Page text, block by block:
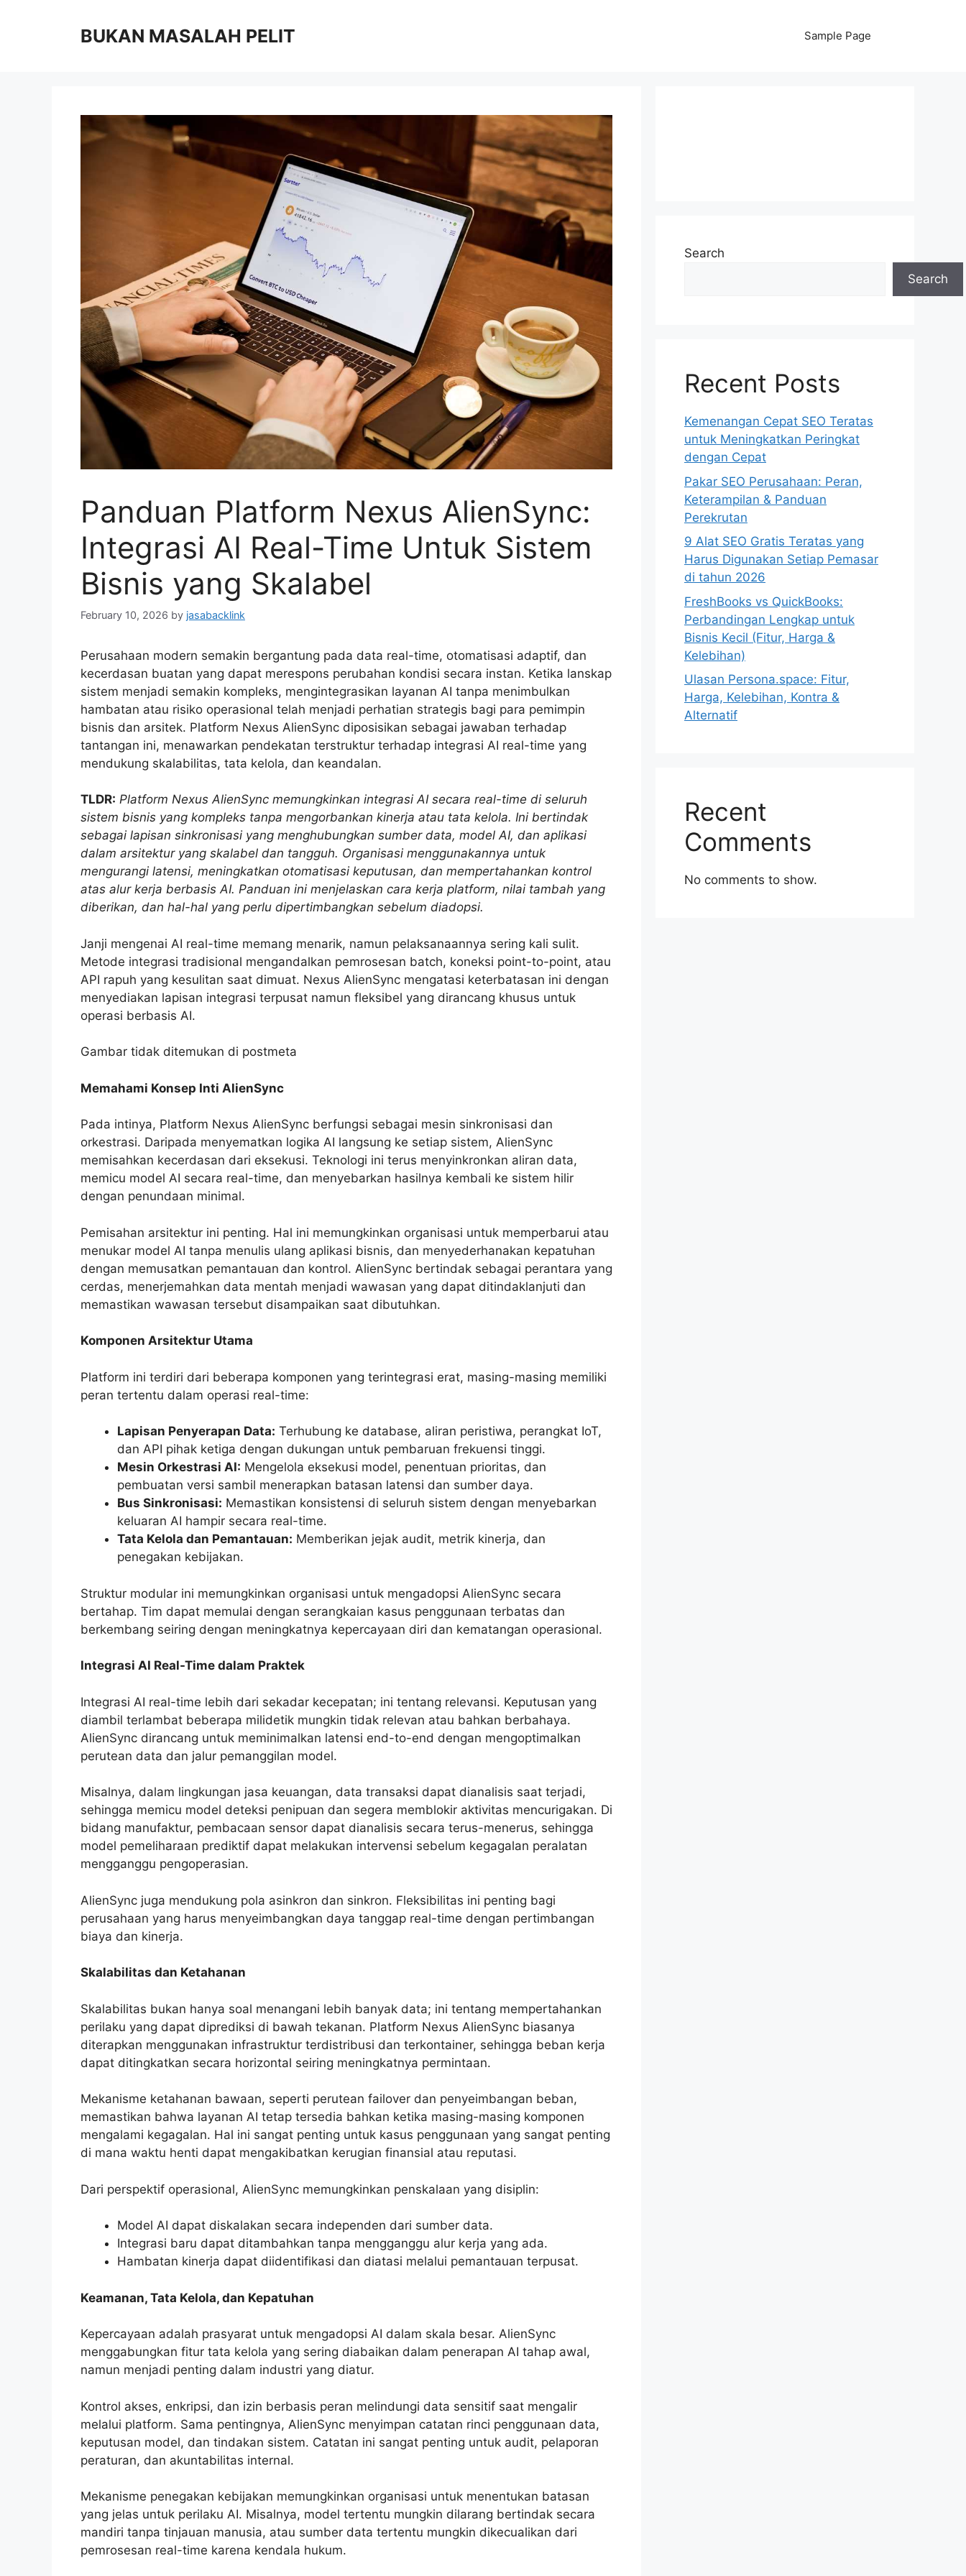
BUKAN MASALAH PELIT Sample Page
Panduan Platform Nexus AlienSync:
Integrasi AI Real-Time Untuk Sistem
Bisnis yang Skalabel
February 10, 2026 by jasabacklink
Perusahaan modern semakin bergantung pada data real-time, otomatisasi adaptif, dan
kecerdasan buatan yang dapat merespons perubahan kondisi secara instan. Ketika lanskap
sistem menjadi semakin kompleks, mengintegrasikan layanan AI tanpa menimbulkan
hambatan atau risiko operasional telah menjadi perhatian strategis bagi para pemimpin
bisnis dan arsitek. Platform Nexus AlienSync diposisikan sebagai jawaban terhadap
tantangan ini, menawarkan pendekatan terstruktur terhadap integrasi AI real-time yang
mendukung skalabilitas, tata kelola, dan keandalan.
TLDR: Platform Nexus AlienSync memungkinkan integrasi AI secara real-time di seluruh
sistem bisnis yang kompleks tanpa mengorbankan kinerja atau tata kelola. Ini bertindak
sebagai lapisan sinkronisasi yang menghubungkan sumber data, model AI, dan aplikasi
dalam arsitektur yang skalabel dan tangguh. Organisasi menggunakannya untuk
mengurangi latensi, meningkatkan otomatisasi keputusan, dan mempertahankan kontrol
atas alur kerja berbasis AI. Panduan ini menjelaskan cara kerja platform, nilai tambah yang
diberikan, dan hal-hal yang perlu dipertimbangkan sebelum diadopsi.
Janji mengenai AI real-time memang menarik, namun pelaksanaannya sering kali sulit.
Metode integrasi tradisional mengandalkan pemrosesan batch, koneksi point-to-point, atau
API rapuh yang kesulitan saat dimuat. Nexus AlienSync mengatasi keterbatasan ini dengan
menyediakan lapisan integrasi terpusat namun fleksibel yang dirancang khusus untuk
operasi berbasis AI.
Gambar tidak ditemukan di postmeta
Memahami Konsep Inti AlienSync
Pada intinya, Platform Nexus AlienSync berfungsi sebagai mesin sinkronisasi dan
orkestrasi. Daripada menyematkan logika AI langsung ke setiap sistem, AlienSync
memisahkan kecerdasan dari eksekusi. Teknologi ini terus menyinkronkan aliran data,
memicu model AI secara real-time, dan menyebarkan hasilnya kembali ke sistem hilir
dengan penundaan minimal.
Pemisahan arsitektur ini penting. Hal ini memungkinkan organisasi untuk memperbarui atau
menukar model AI tanpa menulis ulang aplikasi bisnis, dan menyederhanakan kepatuhan
dengan memusatkan pemantauan dan kontrol. AlienSync bertindak sebagai perantara yang
cerdas, menerjemahkan data mentah menjadi wawasan yang dapat ditindaklanjuti dan
memastikan wawasan tersebut disampaikan saat dibutuhkan.
Komponen Arsitektur Utama
Platform ini terdiri dari beberapa komponen yang terintegrasi erat, masing-masing memiliki
peran tertentu dalam operasi real-time:
Lapisan Penyerapan Data: Terhubung ke database, aliran peristiwa, perangkat IoT,
dan API pihak ketiga dengan dukungan untuk pembaruan frekuensi tinggi.
Mesin Orkestrasi AI: Mengelola eksekusi model, penentuan prioritas, dan
pembuatan versi sambil menerapkan batasan latensi dan sumber daya.
Bus Sinkronisasi: Memastikan konsistensi di seluruh sistem dengan menyebarkan
keluaran AI hampir secara real-time.
Tata Kelola dan Pemantauan: Memberikan jejak audit, metrik kinerja, dan
penegakan kebijakan.
Struktur modular ini memungkinkan organisasi untuk mengadopsi AlienSync secara
bertahap. Tim dapat memulai dengan serangkaian kasus penggunaan terbatas dan
berkembang seiring dengan meningkatnya kepercayaan diri dan kematangan operasional.
Integrasi AI Real-Time dalam Praktek
Integrasi AI real-time lebih dari sekadar kecepatan; ini tentang relevansi. Keputusan yang
diambil terlambat beberapa milidetik mungkin tidak relevan atau bahkan berbahaya.
AlienSync dirancang untuk meminimalkan latensi end-to-end dengan mengoptimalkan
perutean data dan jalur pemanggilan model.
Misalnya, dalam lingkungan jasa keuangan, data transaksi dapat dianalisis saat terjadi,
sehingga memicu model deteksi penipuan dan segera memblokir aktivitas mencurigakan. Di
bidang manufaktur, pembacaan sensor dapat dianalisis secara terus-menerus, sehingga
model pemeliharaan prediktif dapat melakukan intervensi sebelum kegagalan peralatan
mengganggu pengoperasian.
AlienSync juga mendukung pola asinkron dan sinkron. Fleksibilitas ini penting bagi
perusahaan yang harus menyeimbangkan daya tanggap real-time dengan pertimbangan
biaya dan kinerja.
Skalabilitas dan Ketahanan
Skalabilitas bukan hanya soal menangani lebih banyak data; ini tentang mempertahankan
perilaku yang dapat diprediksi di bawah tekanan. Platform Nexus AlienSync biasanya
diterapkan menggunakan infrastruktur terdistribusi dan terkontainer, sehingga beban kerja
dapat ditingkatkan secara horizontal seiring meningkatnya permintaan.
Mekanisme ketahanan bawaan, seperti perutean failover dan penyeimbangan beban,
memastikan bahwa layanan AI tetap tersedia bahkan ketika masing-masing komponen
mengalami kegagalan. Hal ini sangat penting untuk kasus penggunaan yang sangat penting
di mana waktu henti dapat mengakibatkan kerugian finansial atau reputasi.
Dari perspektif operasional, AlienSync memungkinkan penskalaan yang disiplin:
Model AI dapat diskalakan secara independen dari sumber data.
Integrasi baru dapat ditambahkan tanpa mengganggu alur kerja yang ada.
Hambatan kinerja dapat diidentifikasi dan diatasi melalui pemantauan terpusat.
Keamanan, Tata Kelola, dan Kepatuhan
Kepercayaan adalah prasyarat untuk mengadopsi AI dalam skala besar. AlienSync
menggabungkan fitur tata kelola yang sering diabaikan dalam penerapan AI tahap awal,
namun menjadi penting dalam industri yang diatur.
Kontrol akses, enkripsi, dan izin berbasis peran melindungi data sensitif saat mengalir
melalui platform. Sama pentingnya, AlienSync menyimpan catatan rinci penggunaan data,
keputusan model, dan tindakan sistem. Catatan ini sangat penting untuk audit, pelaporan
peraturan, dan akuntabilitas internal.
Mekanisme penegakan kebijakan memungkinkan organisasi untuk menentukan batasan
yang jelas untuk perilaku AI. Misalnya, model tertentu mungkin dilarang bertindak secara
mandiri tanpa tinjauan manusia, atau sumber data tertentu mungkin dikecualikan dari
pemrosesan real-time karena kendala hukum.
Search
Search
Recent Posts
Kemenangan Cepat SEO Teratas
untuk Meningkatkan Peringkat
dengan Cepat
Pakar SEO Perusahaan: Peran,
Keterampilan & Panduan
Perekrutan
9 Alat SEO Gratis Teratas yang
Harus Digunakan Setiap Pemasar
di tahun 2026
FreshBooks vs QuickBooks:
Perbandingan Lengkap untuk
Bisnis Kecil (Fitur, Harga &
Kelebihan)
Ulasan Persona.space: Fitur,
Harga, Kelebihan, Kontra &
Alternatif
Recent
Comments
No comments to show.